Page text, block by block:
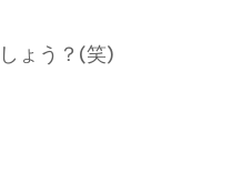
ょう？(笑)